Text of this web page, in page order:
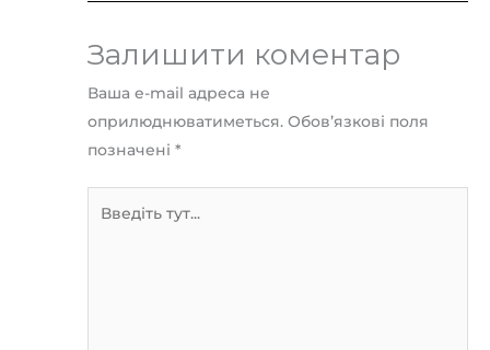
Залишити коментар
Ваша e-mail адреса не
оприлюднюватиметься. Обов’язкові поля
позначені *